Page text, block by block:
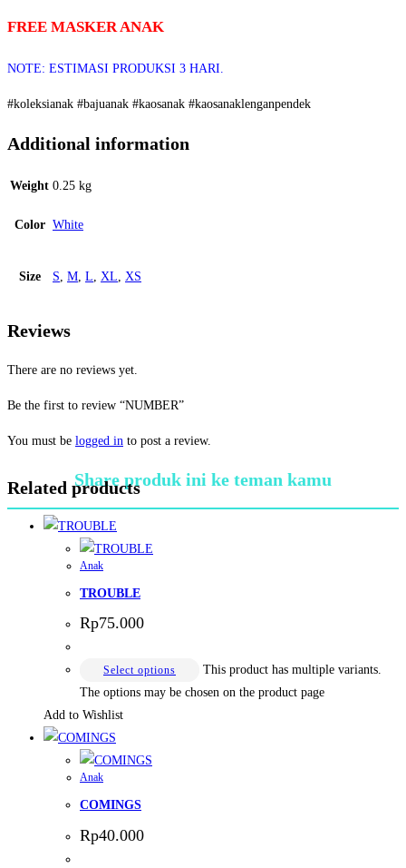
FREE MASKER ANAK
NOTE: ESTIMASI PRODUKSI 3 HARI.
#koleksianak #bajuanak #kaosanak #kaosanaklenganpendek
Additional information
Weight 0.25 kg
Color White
Size S M L XL XS
Reviews
There are no reviews yet.
Be the first to review “NUMBER”
You must be logged in to post a review.
Share produk ini ke teman kamu
Related products
Anak
TROUBLE
Rp75.000
Select options
This product has multiple variants.
The options may be chosen on the product page
Add to Wishlist
Anak
COMINGS
Rp40.000